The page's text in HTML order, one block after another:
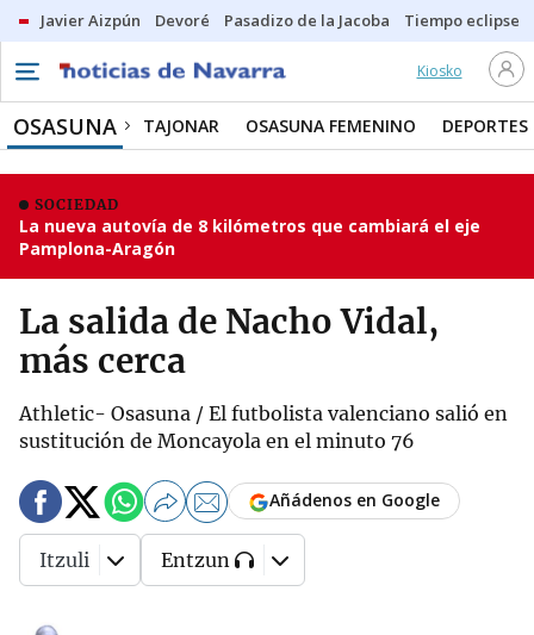
Javier Aizpún Devoré Pasadizo de la Jacoba Tiempo eclipse
Kiosko
OSASUNA TAJONAR OSASUNA FEMENINO DEPORTES
SOCIEDAD
La nueva autovía de 8 kilómetros que cambiará el eje
Pamplona-Aragón
La salida de Nacho Vidal,
más cerca
Athletic- Osasuna / El futbolista valenciano salió en
sustitución de Moncayola en el minuto 76
Añádenos en Google
Itzuli Entzun